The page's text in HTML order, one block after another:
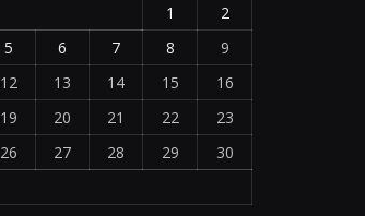
1
2
5 6 7 8
9
12 13 14 15
16
19 20 21 22
23
26 27 28 29
30